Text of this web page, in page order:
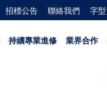
招標公告 聯絡我們 字
持續專業進修 業界合作